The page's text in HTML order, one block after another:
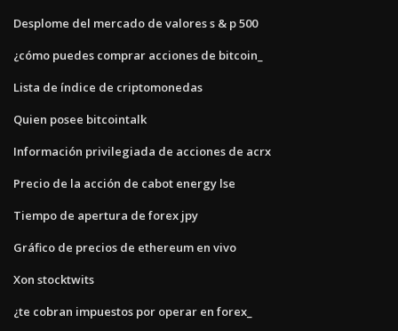
Desplome del mercado de valores s & p 500
¿cómo puedes comprar acciones de bitcoin_
Lista de índice de criptomonedas
Quien posee bitcointalk
Información privilegiada de acciones de acrx
Precio de la acción de cabot energy lse
Tiempo de apertura de forex jpy
Gráfico de precios de ethereum en vivo
Xon stocktwits
¿te cobran impuestos por operar en forex_